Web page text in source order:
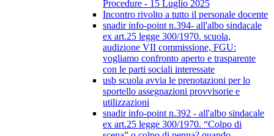
Procedure - 15 Luglio 2025
Incontro rivolto a tutto il personale docente
snadir info-point n.394- all'albo sindacale
ex art.25 legge 300/1970. scuola,
audizione VII commissione, FGU:
vogliamo confronto aperto e trasparente
con le parti sociali interessate
usb scuola avvia le prenotazioni per lo
sportello assegnazioni provvisorie e
utilizzazioni
snadir info-point n.392 - all'albo sindacale
ex art.25 legge 300/1970. “Colpo di